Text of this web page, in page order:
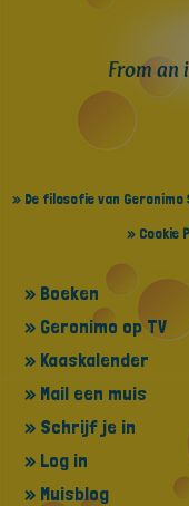
From an
» De filosofie van
» Cookie
» Boeken
» Geronimo op TV
» Kaaskalender
» Mail een muis
» Schrijf je in
» Log in
» Muisblog